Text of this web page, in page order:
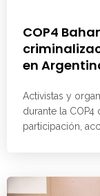
COP4
en
Activistas y
durante la COP4
participación,